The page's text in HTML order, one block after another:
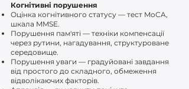
Когнітивні порушення
Оцінка когнітивного статусу — тест MoCA,
шкала MMSE.
Порушення пам'яті — техніки компенсації
через рутини, нагадування, структуроване
середовище.
Порушення уваги — градуйовані завдання
від простого до складного, обмеження
відволікаючих факторів.